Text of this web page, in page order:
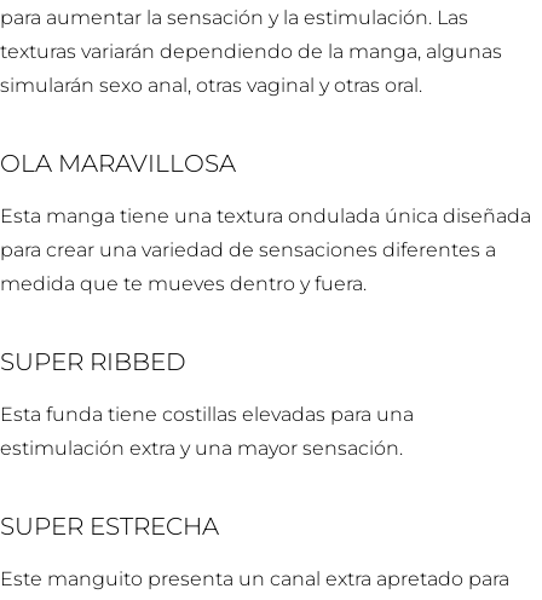
para aumentar la sensación y la estimulación. Las
texturas variarán dependiendo de la manga, algunas
simularán sexo anal, otras vaginal y otras oral.
OLA MARAVILLOSA
Esta manga tiene una textura ondulada única diseñada
para crear una variedad de sensaciones diferentes a
medida que te mueves dentro y fuera.
SUPER RIBBED
Esta funda tiene costillas elevadas para una
estimulación extra y una mayor sensación.
SUPER ESTRECHA
Este manguito presenta un canal extra apretado para